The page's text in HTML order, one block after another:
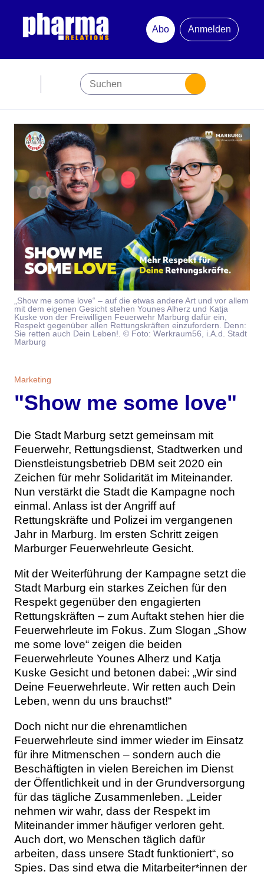
Abo
Anmelden
Premiumpartner
Jubiläum
Newsletter
Mediadaten
Themen
Marketing
Branche
Magazin
Aktuelle Ausgabe
Kontakt
„Show me some love“ – auf die etwas andere Art und vor allem
mit dem eigenen Gesicht stehen Younes Alherz und Katja
Kuske von der Freiwilligen Feuerwehr Marburg dafür ein,
Respekt gegenüber allen Rettungskräften einzufordern. Denn:
Sie retten auch Dein Leben!. © Foto: Werkraum56, i.A.d. Stadt
Marburg
Marketing
"Show me some love"
Die Stadt Marburg setzt gemeinsam mit
Feuerwehr, Rettungsdienst, Stadtwerken und
Dienstleistungsbetrieb DBM seit 2020 ein
Zeichen für mehr Solidarität im Miteinander.
Nun verstärkt die Stadt die Kampagne noch
einmal. Anlass ist der Angriff auf
Rettungskräfte und Polizei im vergangenen
Jahr in Marburg. Im ersten Schritt zeigen
Marburger Feuerwehrleute Gesicht.
Mit der Weiterführung der Kampagne setzt die
Stadt Marburg ein starkes Zeichen für den
Respekt gegenüber den engagierten
Rettungskräften – zum Auftakt stehen hier die
Feuerwehrleute im Fokus. Zum Slogan „Show
me some love“ zeigen die beiden
Feuerwehrleute Younes Alherz und Katja
Kuske Gesicht und betonen dabei: „Wir sind
Deine Feuerwehrleute. Wir retten auch Dein
Leben, wenn du uns brauchst!“
Doch nicht nur die ehrenamtlichen
Feuerwehrleute sind immer wieder im Einsatz
für ihre Mitmenschen – sondern auch die
Beschäftigten in vielen Bereichen im Dienst
der Öffentlichkeit und in der Grundversorgung
für das tägliche Zusammenleben. „Leider
nehmen wir wahr, dass der Respekt im
Miteinander immer häufiger verloren geht.
Auch dort, wo Menschen täglich dafür
arbeiten, dass unsere Stadt funktioniert“, so
Spies. Das sind etwa die Mitarbeiter*innen der